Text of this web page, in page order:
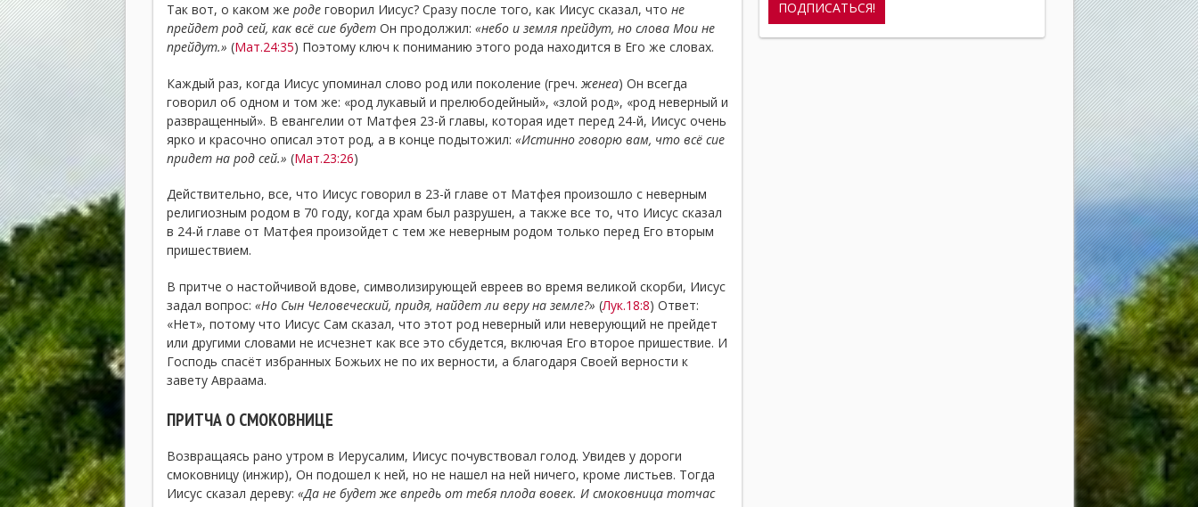
Так вот, о каком же роде говорил Иисус? Сразу после того, как Иисус сказал, что не
прейдет род сей, как всё сие будет Он продолжил: «небо и земля прейдут, но слова Мои не
прейдут.» (Мат.24:35) Поэтому ключ к пониманию этого рода находится в Его же словах.
Каждый раз, когда Иисус упоминал слово род или поколение (греч. женеа) Он всегда
говорил об одном и том же: «род лукавый и прелюбодейный», «злой род», «род неверный и
развращенный». В евангелии от Матфея 23-й главы, которая идет перед 24-й, Иисус очень
ярко и красочно описал этот род, а в конце подытожил: «Истинно говорю вам, что всё сие
придет на род сей.» (Мат.23:26)
Действительно, все, что Иисус говорил в 23-й главе от Матфея произошло с неверным
религиозным родом в 70 году, когда храм был разрушен, а также все то, что Иисус сказал
в 24-й главе от Матфея произойдет с тем же неверным родом только перед Его вторым
пришествием.
В притче о настойчивой вдове, символизирующей евреев во время великой скорби, Иисус
задал вопрос: «Но Сын Человеческий, придя, найдет ли веру на земле?» (Лук.18:8) Ответ:
«Нет», потому что Иисус Сам сказал, что этот род неверный или неверующий не прейдет
или другими словами не исчезнет как все это сбудется, включая Его второе пришествие. И
Господь спасёт избранных Божьих не по их верности, а благодаря Своей верности к
завету Авраама.
ПРИТЧА О СМОКОВНИЦЕ
Возвращаясь рано утром в Иерусалим, Иисус почувствовал голод. Увидев у дороги
смоковницу (инжир), Он подошел к ней, но не нашел на ней ничего, кроме листьев. Тогда
Иисус сказал дереву: «Да не будет же впредь от тебя плода вовек. И смоковница тотчас